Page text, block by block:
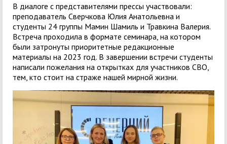
В диалоге с представителями прессы участвовали:
преподаватель Сверчкова Юлия Анатольевна и
студенты 24 группы Мамин Шамиль и Травкина Валерия.
Встреча проходила в формате семинара, на котором
были затронуты приоритетные редакционные
материалы на 2023 год. В завершении встречи студенты
написали пожелания на открытках для участников СВО,
тем, кто стоит на страже нашей мирной жизни.